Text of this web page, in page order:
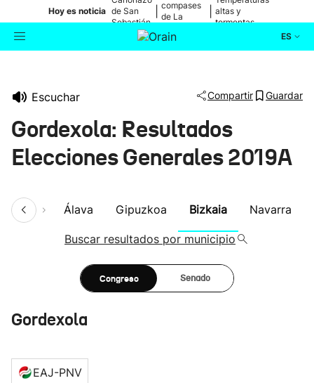
Hoy es noticia de San
Sebastián
compases
de La
altas y
tormentas
ES
Escuchar Compartir Guardar
Gordexola: Resultados
Elecciones Generales 2019A
Álava Gipuzkoa Bizkaia Navarra
Buscar resultados por municipio
Congreso Senado
Gordexola
EAJ-PNV